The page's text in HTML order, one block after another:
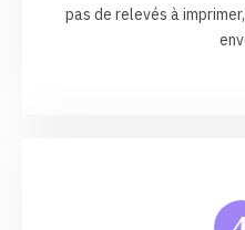
pas de relevés à